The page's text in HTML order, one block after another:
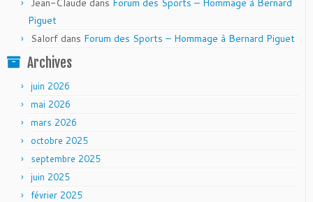
Jean-Claude dans Forum des Sports – Hommage à Bernard
Piguet
Salorf dans Forum des Sports – Hommage à Bernard Piguet
Archives
juin 2026
mai 2026
mars 2026
octobre 2025
septembre 2025
juin 2025
février 2025